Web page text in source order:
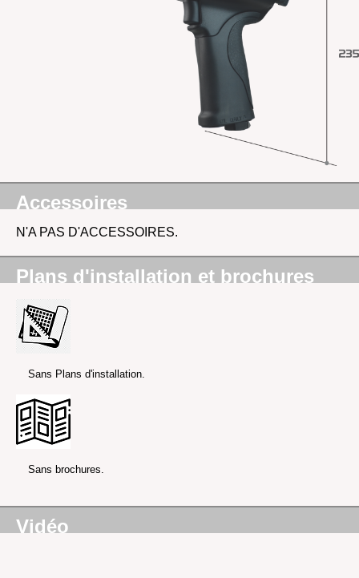
Accessoires
N'A PAS D'ACCESSOIRES.
Plans d'installation et brochures
Sans Plans d'installation.
Sans brochures.
Vidéo